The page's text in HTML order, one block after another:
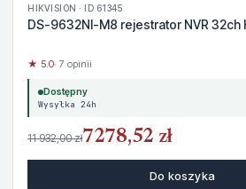
HIKVISION · ID 61345
DS-9632NI-M8 rejestrator NVR 32ch
★ 5.0· 7 opinii
Dostępny
Wysyłka 24h
11 932,00 zł7278,52 zł
Do koszyka